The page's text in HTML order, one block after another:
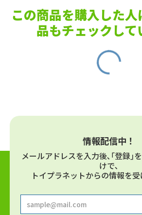
この商品を購入した
品もチェックして
情報配信中！
メールアドレスを⼊⼒後､｢登録｣
けで､
トイプラネットからの情報を受